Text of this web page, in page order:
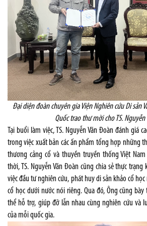
Đại diện đoàn chuyên gia Viện Nghiên cứu Di sản
Quốc trao thư mời cho TS. Nguyễn
Tại buổi làm việc, TS. Nguyễn Văn Đoàn đánh giá
trong việc xuất bản các ấn phẩm tổng hợp những
thương cảng cổ và thuyền truyền thống Việt
thời, TS. Nguyễn Văn Đoàn cũng chia sẻ thực
việc đầu tư nghiên cứu, phát huy di sản khảo cổ
cổ học dưới nước nói riêng. Qua đó, Ông cũng
thể hỗ trợ, giúp đỡ lẫn nhau cùng nghiên cứu và
của mỗi quốc gia.